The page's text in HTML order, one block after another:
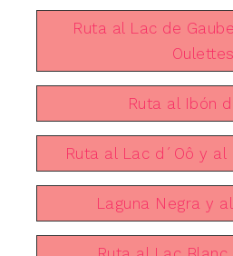
Ruta al Lac de
Oulettes
Ruta al Ibón
Ruta al Lac d´Oô y al
Laguna Negra y